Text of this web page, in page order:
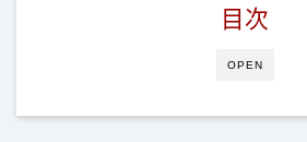
OPEN
目次